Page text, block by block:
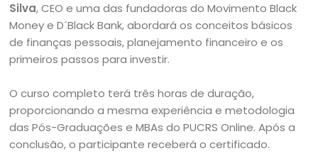
Silva, CEO e uma das fundadoras do Movimento Black
Money e D´Black Bank, abordará os conceitos básicos
de finanças pessoais, planejamento financeiro e os
primeiros passos para investir.
O curso completo terá três horas de duração,
proporcionando a mesma experiência e metodologia
das Pós-Graduações e MBAs do PUCRS Online. Após a
conclusão, o participante receberá o certificado.